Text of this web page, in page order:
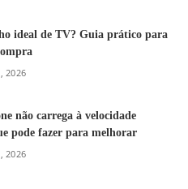
ideal de TV? Guia prático para
2026
não carrega à velocidade
pode fazer para melhorar
2026